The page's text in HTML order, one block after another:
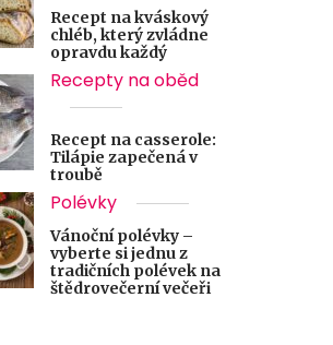
Recept na kváskový
chléb, který zvládne
opravdu každý
Recepty na oběd
Recept na casserole:
Tilápie zapečená v
troubě
Polévky
Vánoční polévky –
vyberte si jednu z
tradičních polévek na
štědrovečerní večeři